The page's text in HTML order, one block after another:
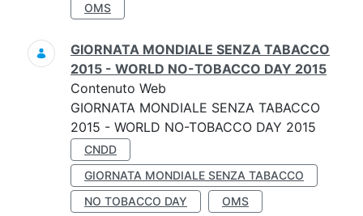
OMS
GIORNATA MONDIALE SENZA TABACCO
2015 - WORLD NO-TOBACCO DAY 2015
Contenuto Web
GIORNATA MONDIALE SENZA TABACCO
2015 - WORLD NO-TOBACCO DAY 2015
CNDD
GIORNATA MONDIALE SENZA TABACCO
NO TOBACCO DAY
OMS